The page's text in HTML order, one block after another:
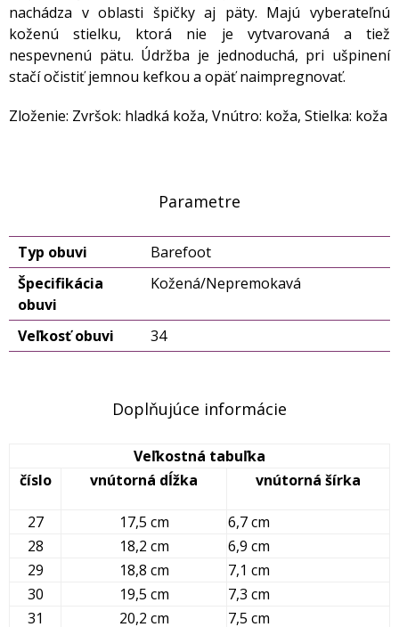
nachádza v oblasti špičky aj päty. Majú vyberateľnú
koženú stielku, ktorá nie je vytvarovaná a tiež
nespevnenú pätu. Údržba je jednoduchá, pri ušpinení
stačí očistiť jemnou kefkou a opäť naimpregnovať.
Zloženie: Zvršok: hladká koža, Vnútro: koža, Stielka: koža
Parametre
Typ obuvi
Barefoot
Špecifikácia
obuvi
Kožená/Nepremokavá
Veľkosť obuvi 34
Doplňujúce informácie
Veľkostná tabuľka
číslo
vnútorná dĺžka vnútorná šírka
27 17,5 cm
6,7 cm
28
18,2 cm
6,9 cm
29
18,8 cm
7,1 cm
30
19,5 cm
7,3 cm
31
20,2 cm
7,5 cm